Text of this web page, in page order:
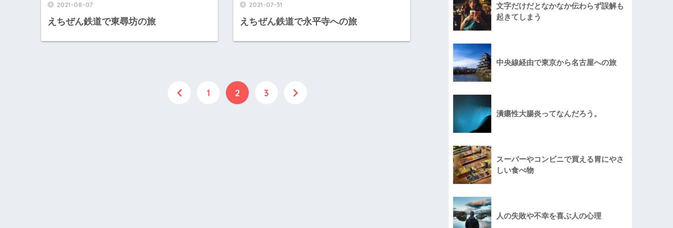
2021-08-07
えちぜん鉄道で東尋坊の旅
2021-07-31
えちぜん鉄道で永平寺への旅
1 2 3
文字だけだとなかなか伝わらず誤解も
起きてしまう
中央線経由で東京から名古屋への旅
潰瘍性大腸炎ってなんだろう。
スーパーやコンビニで買える胃にやさ
しい食べ物
人の失敗や不幸を喜ぶ人の心理